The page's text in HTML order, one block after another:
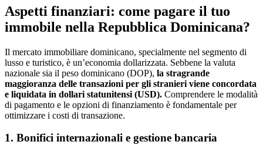
Aspetti finanziari: come pagare il tuo
immobile nella Repubblica Dominicana?
Il mercato immobiliare dominicano, specialmente nel segmento di
lusso e turistico, è un’economia dollarizzata. Sebbene la valuta
nazionale sia il peso dominicano (DOP), la stragrande
maggioranza delle transazioni per gli stranieri viene concordata
e liquidata in dollari statunitensi (USD). Comprendere le modalità
di pagamento e le opzioni di finanziamento è fondamentale per
ottimizzare i costi di transazione.
1. Bonifici internazionali e gestione bancaria